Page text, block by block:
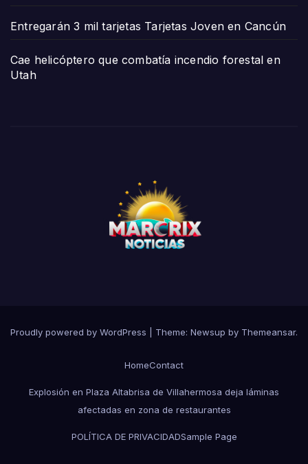
Entregarán 3 mil tarjetas Tarjetas Joven en Cancún
Cae helicóptero que combatía incendio forestal en
Utah
Proudly powered by WordPress Theme: Newsup by Themeansar.
HomeContact
Explosión en Plaza Altabrisa de Villahermosa deja láminas
afectadas en zona de restaurantes
POLÍTICA DE PRIVACIDADSample Page